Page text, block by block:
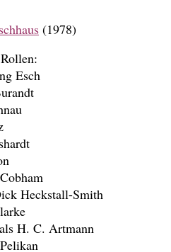
(1978)
Esch
Heckstall-Smith
H. C. Artmann